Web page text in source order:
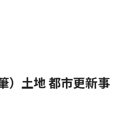
）土地 都市更新事